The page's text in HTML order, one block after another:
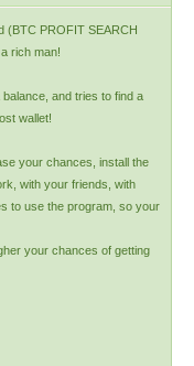
(BTC PROFIT SEARCH
rich man!
and tries to find a
wallet!
your chances, install the
with your friends, with
to use the program, so your
your chances of getting